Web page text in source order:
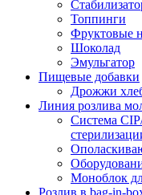
Топпинги
Фруктовые
Шоколад
Эмульгатор
Пищевые добавки
Дрожжи
Линия розлива
Система
Моноблок
Розлив в bag-in-